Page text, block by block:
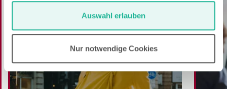
Auswahl erlauben
Nur notwendige Cookies